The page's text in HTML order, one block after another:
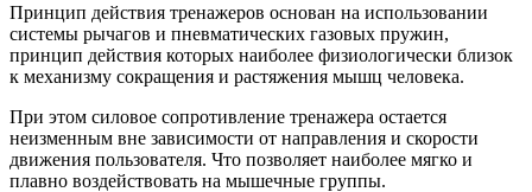
Принцип действия тренажеров основан на использовании
системы рычагов и пневматических газовых пружин,
принцип действия которых наиболее физиологически близок
к механизму сокращения и растяжения мышц человека.
При этом силовое сопротивление тренажера остается
неизменным вне зависимости от направления и скорости
движения пользователя. Что позволяет наиболее мягко и
плавно воздействовать на мышечные группы.